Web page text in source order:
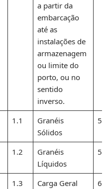
a partir da
embarcação
até as
instalações de
armazenagem
ou limite do
porto, ou no
sentido
inverso.
1.1
Granéis
Sólidos
1.2
Granéis
Líquidos
1.3 Carga Geral